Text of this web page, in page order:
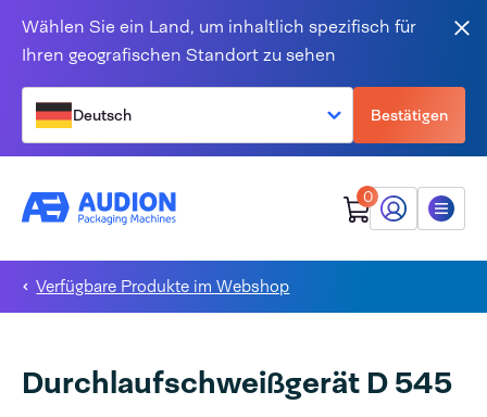
Wählen Sie ein Land, um inhaltlich spezifisch für
Ihren geografischen Standort zu sehen
Deutsch Bestätigen
0
Mein Audion
Menü
Verfügbare Produkte im Webshop
Durchlaufschweißgerät D 545